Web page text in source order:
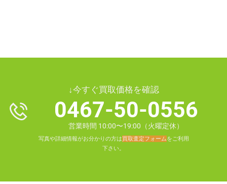
↓今すぐ買取価格を確認
0467-50-0556
営業時間 10:00〜19:00（火曜定休）
写真や詳細情報がお分かりの方は買取査定フォームをご利用
下さい。